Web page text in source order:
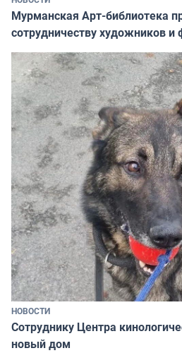
Мурманская Арт-библиотека
сотрудничеству художников и
НОВОСТИ
Сотруднику Центра
новый дом